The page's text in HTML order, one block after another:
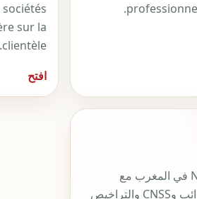
sur la
clientèle.
افتح
رمز NMA 8299 في المغرب مع
التصنيف والضرائب وCNSS والتراخيص